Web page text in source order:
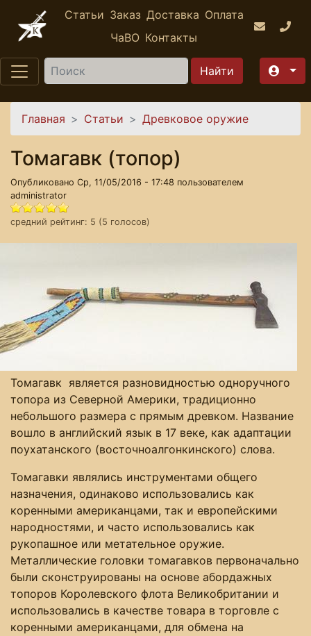
Перейти к основному содержанию
Статьи Заказ Доставка Оплата
ЧаВО Контакты
Найти
Вы здесь
Главная Статьи Древковое оружие
Томагавк (топор)
Опубликовано Ср, 11/05/2016 - 17:48 пользователем
administrator
средний рейтинг: 5 (5 голосов)
Томагавк является разновидностью одноручного
топора из Северной Америки, традиционно
небольшого размера с прямым древком. Название
вошло в английский язык в 17 веке, как адаптации
поухатанского (восточноалгонкинского) слова.
Томагавки являлись инструментами общего
назначения, одинаково использовались как
коренными американцами, так и европейскими
народностями, и часто использовались как
рукопашное или метательное оружие.
Металлические головки томагавков первоначально
были сконструированы на основе абордажных
топоров Королевского флота Великобритании и
использовались в качестве товара в торговле с
коренными американцами, для обмена на